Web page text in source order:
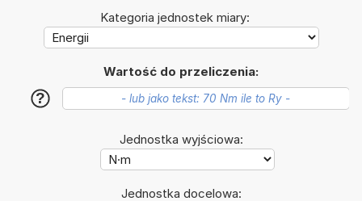
Kategoria jednostek miary:
Wartość do przeliczenia:
?
Jednostka wyjściowa:
Jednostka docelowa: